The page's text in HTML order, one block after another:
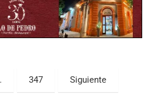
347 Siguiente